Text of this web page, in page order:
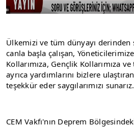
Ülkemizi ve tüm dünyayı derinden
canla başla çalışan,
Kollarımıza, Gençlik Kollarımıza
ayrıca yardımlarını bizlere
teşekkür eder saygılarımızı sunarız.
CEM Vakfı'nın Deprem